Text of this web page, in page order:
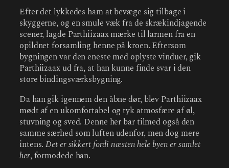
Efter det lykkedes ham at bevæge sig tilbage i
skyggerne, og en smule væk fra de skrækindjagende
scener, lagde Parthiizaax mærke til larmen fra en
opildnet forsamling henne på kroen. Eftersom
bygningen var den eneste med oplyste vinduer, gik
Parthiizaax ud fra, at han kunne finde svar i den
store bindingsværksbygning.
Da han gik igennem den åbne dør, blev Parthiizaax
mødt af en ukomfortabel og tyk atmosfære af øl,
stuvning og sved. Denne her bar tilmed også den
samme særhed som luften udenfor, men dog mere
intens.Det er sikkert fordi næsten hele byen er samlet
her, formodede han.